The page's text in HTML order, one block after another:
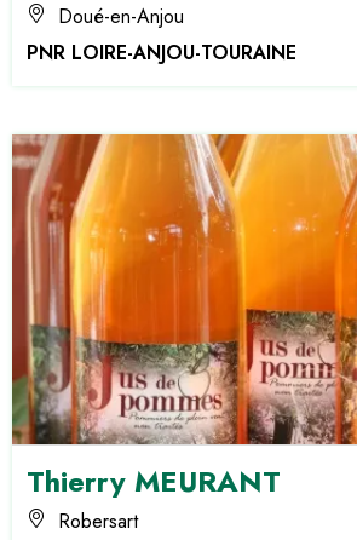
Doué-en-Anjou
PNR LOIRE-ANJOU-TOURAINE
Thierry MEURANT
Robersart